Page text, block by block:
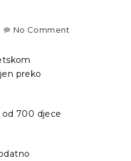
No Comment
preko
od 700 djece